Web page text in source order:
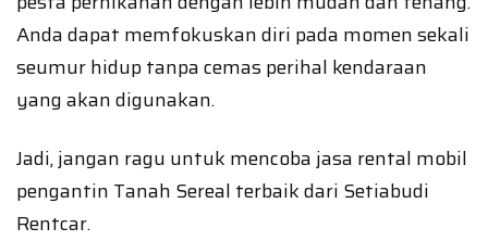
Anda dapat memfokuskan diri pada momen sekali
seumur hidup tanpa cemas perihal kendaraan
yang akan digunakan.
Jadi, jangan ragu untuk mencoba jasa rental mobil
pengantin Tanah Sereal terbaik dari Setiabudi
Rentcar.